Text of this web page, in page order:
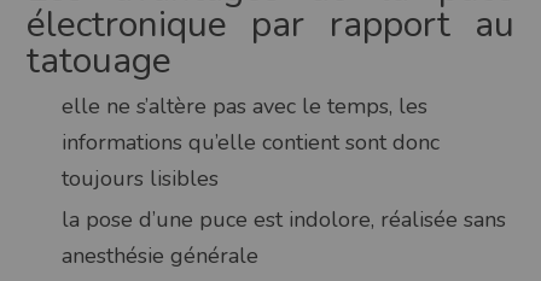
électronique par rapport au
tatouage
elle ne s’altère pas avec le temps, les
informations qu’elle contient sont donc
toujours lisibles
la pose d’une puce est indolore, réalisée sans
anesthésie générale